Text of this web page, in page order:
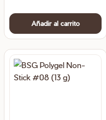
Añadir al carrito